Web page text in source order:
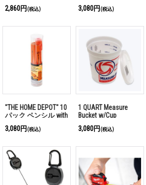
2,860円 (税込)
3,080円 (税込)
"THE HOME DEPOT" 10
パック ペンシル with
オリジナル シャープ
ナー
3,080円 (税込)
1 QUART Measure
Bucket w/Cup
3,080円 (税込)